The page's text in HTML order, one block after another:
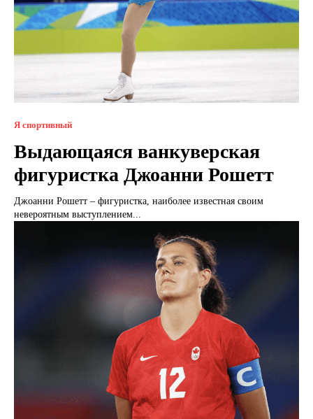
Я спортивный
Выдающаяся ванкуверская
фигуристка Джоанни Рошетт
Джоанни Рошетт – фигуристка, наиболее известная своим
невероятным выступлением...